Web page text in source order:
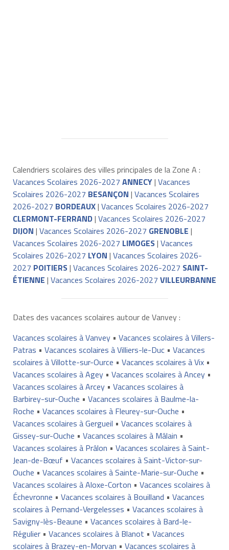
Calendriers scolaires des villes principales de la Zone A :
Vacances Scolaires 2026-2027 ANNECY| Vacances
Scolaires 2026-2027 BESANÇON | Vacances Scolaires
2026-2027 BORDEAUX| Vacances Scolaires 2026-2027
CLERMONT-FERRAND| Vacances Scolaires 2026-2027
DIJON | Vacances Scolaires 2026-2027 GRENOBLE |
Vacances Scolaires 2026-2027 LIMOGES| Vacances
Scolaires 2026-2027 LYON | Vacances Scolaires 2026-
2027 POITIERS| Vacances Scolaires 2026-2027 SAINT-
ÉTIENNE | Vacances Scolaires 2026-2027 VILLEURBANNE
Dates des vacances scolaires autour de Vanvey :
Vacances scolaires à Vanvey• Vacances scolaires à Villers-
Patras • Vacances scolaires à Villiers-le-Duc• Vacances
scolaires à Villotte-sur-Ource • Vacances scolaires à Vix•
Vacances scolaires à Agey• Vacances scolaires à Ancey•
Vacances scolaires à Arcey• Vacances scolaires à
Barbirey-sur-Ouche • Vacances scolaires à Baulme-la-
Roche • Vacances scolaires à Fleurey-sur-Ouche •
Vacances scolaires à Gergueil • Vacances scolaires à
Gissey-sur-Ouche • Vacances scolaires à Mâlain •
Vacances scolaires à Prâlon • Vacances scolaires à Saint-
Jean-de-Bœuf • Vacances scolaires à Saint-Victor-sur-
Ouche • Vacances scolaires à Sainte-Marie-sur-Ouche •
Vacances scolaires à Aloxe-Corton • Vacances scolaires à
Échevronne • Vacances scolaires à Bouilland • Vacances
scolaires à Pernand-Vergelesses • Vacances scolaires à
Savigny-lès-Beaune • Vacances scolaires à Bard-le-
Régulier• Vacances scolaires à Blanot • Vacances
scolaires à Brazey-en-Morvan • Vacances scolaires à